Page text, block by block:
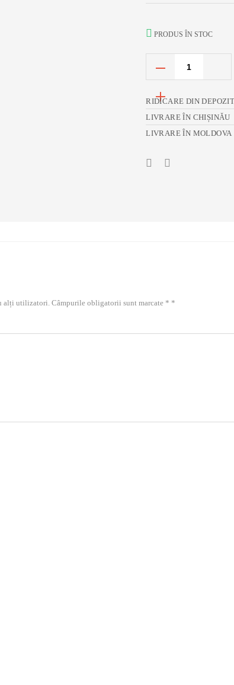
PRODUS ÎN STOC
RIDICARE DIN DEPOZIT
LIVRARE ÎN CHIȘINĂU
LIVRARE ÎN MOLDOVA
alți utilizatori. Câmpurile obligatorii sunt marcate * *